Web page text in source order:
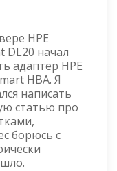
HPE
DL20 начал
адаптер HPE
HBA. Я
написать
статью про
борюсь с